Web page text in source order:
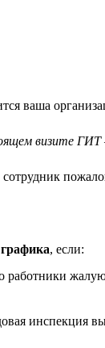
ваша
визите
, если:
работники